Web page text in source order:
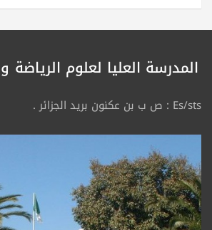
المدرسة العليا لعلوم الرياضة
Es/sts : ص ب بن عكنون بريد الجزائر .